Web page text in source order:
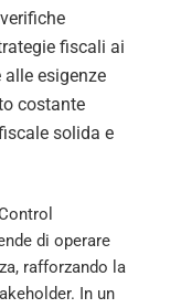
fiscali ai
esigenze
costante
solida e
di operare
rafforzando la
In un